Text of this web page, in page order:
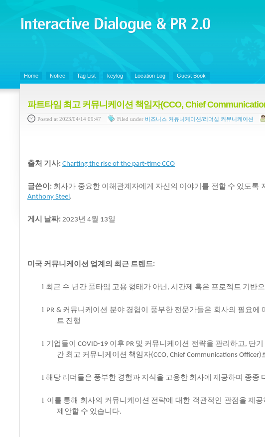
Interactive Dialogue &
PR 2.0
Home Notice Tag List keylog Location Log Guest Book
파트타임 최고 커뮤니케이션 책임자(CCO, Chief
Posted at 2023/04/14 09:47 Filed under 비즈니스 커뮤니케이션/리더십 커뮤니케이션
출처 기사: Charting the rise of the part-time CCO
글쓴이 : 회사가 중요한 이해관계자에게 자신의 이야기를 전할 수 있도록
Anthony Steel.
게시 날짜: 2023 년 4월 13일
미국 커뮤니케이션 업계의 최근 트렌드:
l 최근 수 년간 풀타임 고용 형태가 아닌 ,시간제 혹은 프로젝트 기반
l PR & 커뮤니케이션 분야 경험이 풍부한 전문가들은 회사의 필요에
트 진행
l 기업들이 COVID-19 이후 PR 및 커뮤니케이션 전략을 관리하고 , 단기
간 최고 커뮤니케이션 책임자(CCO, Chief Communications Officer)
l 해당 리더들은 풍부한 경험과 지식을 고용한 회사에 제공하며 종종
l 이를 통해 회사의 커뮤니케이션 전략에 대한 객관적인 관점을 제공
제안할 수 있습니다.